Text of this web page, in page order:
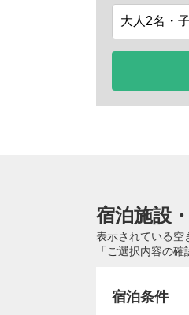
宿泊施設
表示されている空
「ご選択内容の
宿泊条件